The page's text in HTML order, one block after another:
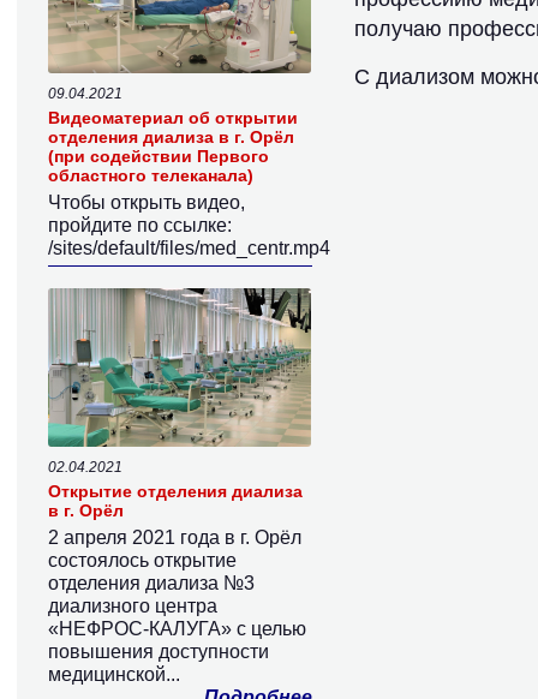
получаю
С диализом
09.04.2021
Видеоматериал об открытии
отделения диализа в г. Орёл
(при содействии Первого
областного телеканала)
Чтобы открыть видео,
пройдите по ссылке:
/sites/default/files/med_centr.mp4
02.04.2021
Открытие отделения диализа
в г. Орёл
2 апреля 2021 года в г. Орёл
состоялось открытие
отделения диализа №3
диализного центра
«НЕФРОС-КАЛУГА» с целью
повышения доступности
медицинской...